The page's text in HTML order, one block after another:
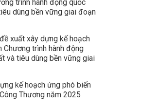
trình hành động quốc
dùng bền vững giai đoạn
xuất xây dựng kế hoạch
Chương trình hành động
và tiêu dùng bền vững giai
kế hoạch ứng phó biến
Thương năm 2025